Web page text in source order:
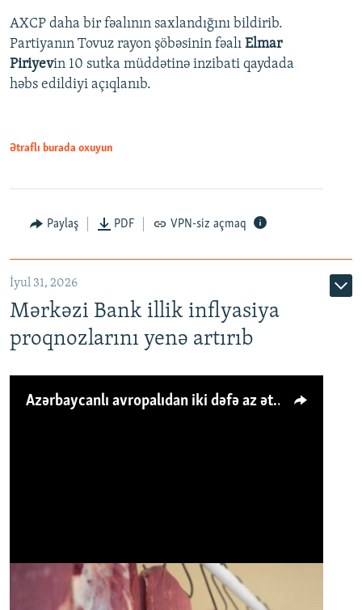
AXCP daha bir fəalının saxlandığını bildirib.
Partiyanın Tovuz rayon şöbəsinin fəalı Elmar
Piriyevin 10 sutka müddətinə inzibati qaydada
həbs edildiyi açıqlanıb.
Ətraflı burada oxuyun
Paylaş PDF VPN-siz açmaq
İyul 31, 2026
Mərkəzi Bank illik inflyasiya
proqnozlarını yenə artırıb
Azərbaycanlı avropalıdan iki dəfə az ət yeyir, amma... 'Qiymət artımı qaçılmazdır'